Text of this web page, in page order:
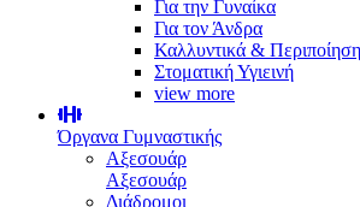
Για την Γυναίκα
Για τον Άνδρα
Καλλυντικά & Περιποίηση
Στοματική Υγιεινή
view more
Όργανα Γυμναστικής
Αξεσουάρ
Αξεσουάρ
Διάδρομοι